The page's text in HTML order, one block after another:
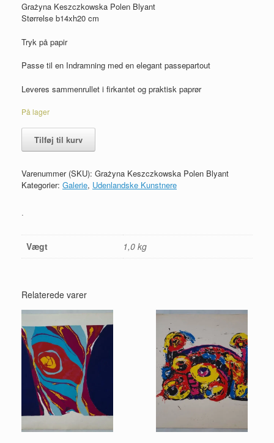
Grażyna Keszczkowska Polen Blyant
Størrelse b14xh20 cm
Tryk på papir
Passe til en Indramning med en elegant passepartout
Leveres sammenrullet i firkantet og praktisk paprør
På lager
Keszczkowska
Blyant
antal
Tilføj til kurv
Varenummer (SKU): Grażyna Keszczkowska Polen Blyant
Kategorier: Galerie, Udenlandske Kunstnere
.
Vægt 1,0 kg
Relaterede varer